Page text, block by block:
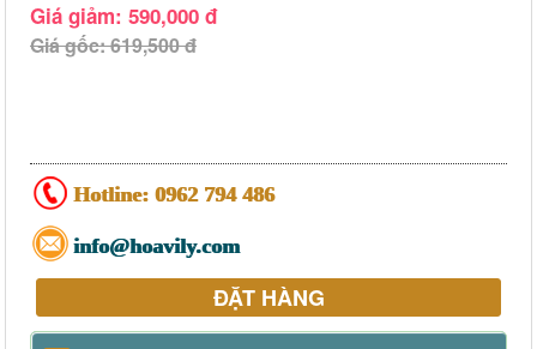
Giá giảm: 590,000 đ
Giá gốc: 619,500 đ
Hotline: 0962 794 486
info@hoavily.com
ĐẶT HÀNG